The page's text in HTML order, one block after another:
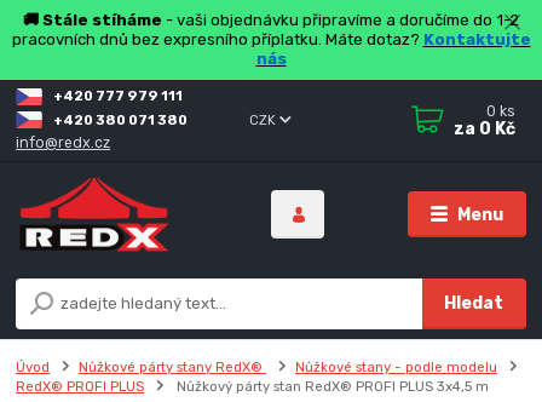
🚚 Stále stíháme - vaši objednávku připravíme a doručíme do 1-2
pracovních dnů bez expresního příplatku. Máte dotaz? Kontaktujte
nás
Menu
CZK
Hledat
+420 777 979 111
+420 380 071 380
info@redx.cz
0 ks
za 0 Kč
Úvod Nůžkové párty stany RedX®
Nůžkové stany - podle modelu
RedX® PROFI PLUS
Nůžkový párty stan RedX® PROFI PLUS 3x4,5 m